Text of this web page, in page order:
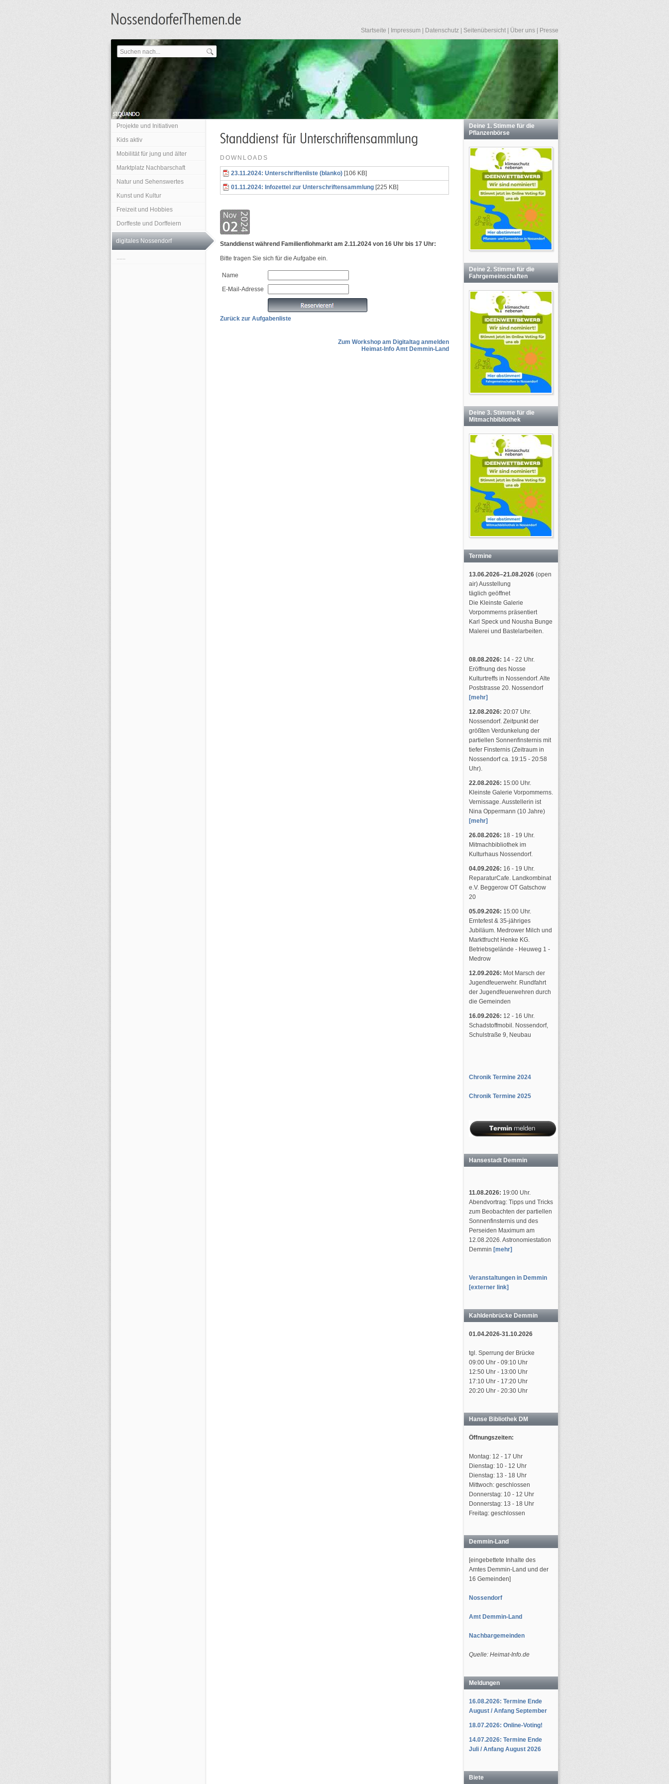
Startseite Impressum Datenschutz Seitenübersicht Über uns Presse
Projekte und Initiativen
Kids aktiv
Mobilität für jung und älter
Marktplatz Nachbarschaft
Natur und Sehenswertes
Kunst und Kultur
Freizeit und Hobbies
Dorffeste und Dorffeiern
digitales Nossendorf
......
DOWNLOADS
23.11.2024: Unterschriftenliste (blanko) [106 KB]
01.11.2024: Infozettel zur Unterschriftensammlung [225 KB]
Standdienst während Familienflohmarkt am 2.11.2024 von 16 Uhr bis 17 Uhr:
Bitte tragen Sie sich für die Aufgabe ein.
Name
E-Mail-Adresse
Zurück zur Aufgabenliste
Zum Workshop am Digitaltag anmelden
Heimat-Info Amt Demmin-Land
Deine 1. Stimme für die
Pflanzenbörse
Deine 2. Stimme für die
Fahrgemeinschaften
Deine 3. Stimme für die
Mitmachbibliothek
Termine
13.06.2026–21.08.2026 (open
air) Ausstellung
täglich geöffnet
Die Kleinste Galerie
Vorpommerns präsentiert
Karl Speck und Nousha Bunge
Malerei und Bastelarbeiten.
08.08.2026: 14 - 22 Uhr.
Eröffnung des Nosse
Kulturtreffs in Nossendorf. Alte
Poststrasse 20. Nossendorf
[mehr]
12.08.2026: 20:07 Uhr.
Nossendorf. Zeitpunkt der
größten Verdunkelung der
partiellen Sonnenfinsternis mit
tiefer Finsternis (Zeitraum in
Nossendorf ca. 19:15 - 20:58
Uhr).
22.08.2026: 15:00 Uhr.
Kleinste Galerie Vorpommerns.
Vernissage. Ausstellerin ist
Nina Oppermann (10 Jahre)
[mehr]
26.08.2026: 18 - 19 Uhr.
Mitmachbibliothek im
Kulturhaus Nossendorf.
04.09.2026: 16 - 19 Uhr.
ReparaturCafe. Landkombinat
e.V. Beggerow OT Gatschow
20
05.09.2026: 15:00 Uhr.
Erntefest & 35-jähriges
Jubiläum. Medrower Milch und
Marktfrucht Henke KG.
Betriebsgelände - Heuweg 1 -
Medrow
12.09.2026: Mot Marsch der
Jugendfeuerwehr. Rundfahrt
der Jugendfeuerwehren durch
die Gemeinden
16.09.2026: 12 - 16 Uhr.
Schadstoffmobil. Nossendorf,
Schulstraße 9, Neubau
Chronik Termine 2024
Chronik Termine 2025
Hansestadt Demmin
11.08.2026: 19:00 Uhr.
Abendvortrag: Tipps und Tricks
zum Beobachten der partiellen
Sonnenfinsternis und des
Perseiden Maximum am
12.08.2026. Astronomiestation
Demmin [mehr]
Veranstaltungen in Demmin
[externer link]
Kahldenbrücke Demmin
01.04.2026-31.10.2026
tgl. Sperrung der Brücke
09:00 Uhr - 09:10 Uhr
12:50 Uhr - 13:00 Uhr
17:10 Uhr - 17:20 Uhr
20:20 Uhr - 20:30 Uhr
Hanse Bibliothek DM
Öffnungszeiten:
Montag: 12 - 17 Uhr
Dienstag: 10 - 12 Uhr
Dienstag: 13 - 18 Uhr
Mittwoch: geschlossen
Donnerstag: 10 - 12 Uhr
Donnerstag: 13 - 18 Uhr
Freitag: geschlossen
Demmin-Land
[eingebettete Inhalte des
Amtes Demmin-Land und der
16 Gemeinden]
Nossendorf
Amt Demmin-Land
Nachbargemeinden
Quelle: Heimat-Info.de
Meldungen
16.08.2026: Termine Ende
August / Anfang September
18.07.2026: Online-Voting!
14.07.2026: Termine Ende
Juli / Anfang August 2026
Biete